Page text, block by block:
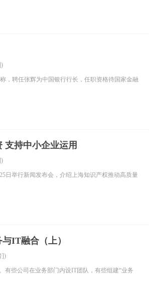
，聘任张辉为中国银行行长，任职资格待国家金融
支持中小企业运用
日举行新闻发布会，介绍上海知识产权推动高质量
IT融合（上）
])
有些公司在业务部门内设IT团队，有些组建“业务